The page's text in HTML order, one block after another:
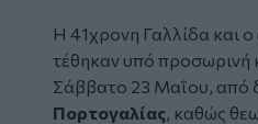
Η 41χρονη Γαλλίδα και
τέθηκαν υπό προσωρινή
Σάββατο 23 Μαΐου, από
Πορτογαλίας, καθώς